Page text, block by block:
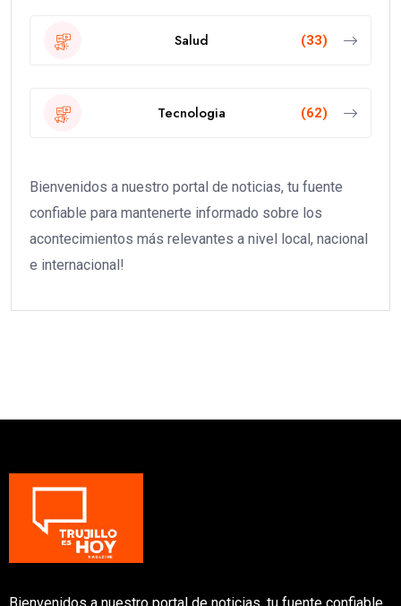
Salud (33)
Tecnologia (62)
Bienvenidos a nuestro portal de noticias, tu fuente
confiable para mantenerte informado sobre los
acontecimientos más relevantes a nivel local, nacional
e internacional!